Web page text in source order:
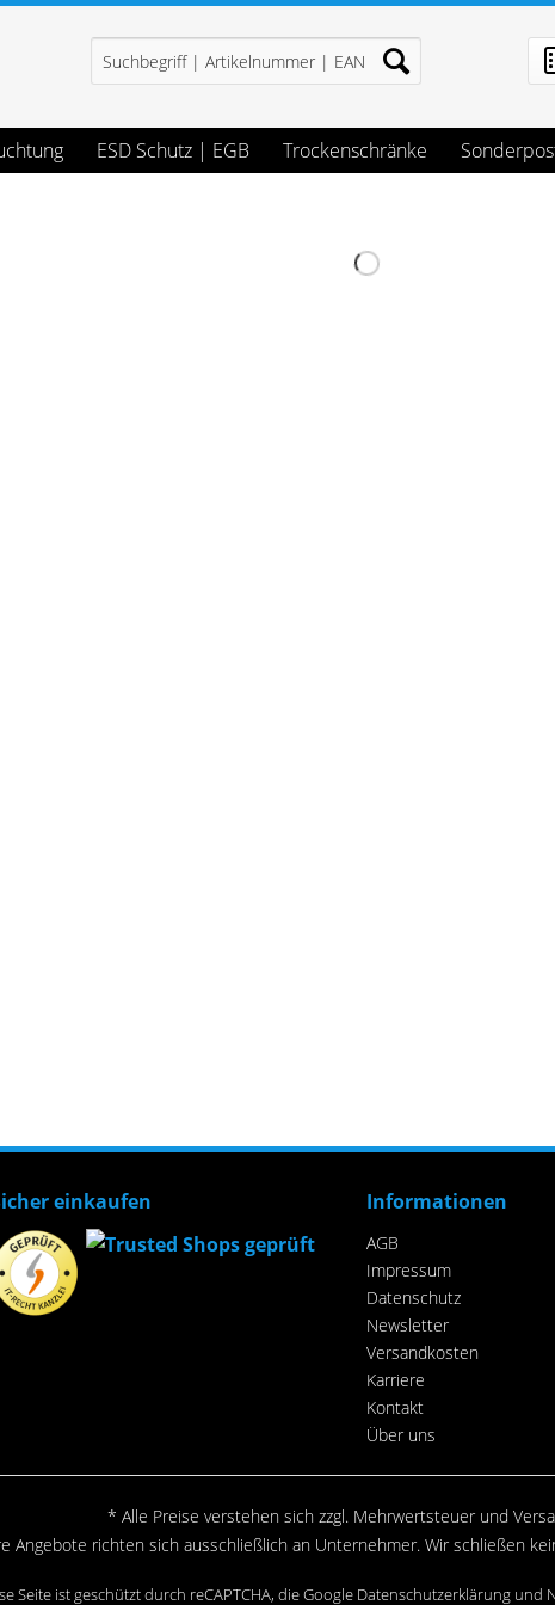
ESD Schutz | EGB Trockenschränke
einkaufen Informationen
AGB
Impressum
Datenschutz
Newsletter
Versandkosten
Karriere
Kontakt
Über uns
* Alle Preise verstehen sich zzgl. Mehrwertsteuer und
Angebote richten sich ausschließlich an Unternehmer. Wir schließen
Seite ist geschützt durch reCAPTCHA, die Google Datenschutzerklärungund